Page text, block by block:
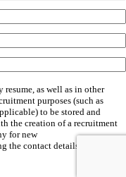
as well as in other
purposes (such as
to be stored and
the creation of a recruitment
for new
the contact details included